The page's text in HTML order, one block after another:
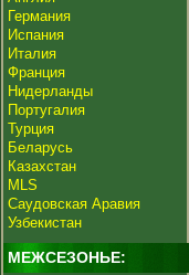
Германия
Испания
Италия
Франция
Нидерланды
Португалия
Турция
Беларусь
Казахстан
MLS
Саудовская Аравия
Узбекистан
МЕЖСЕЗОНЬЕ: